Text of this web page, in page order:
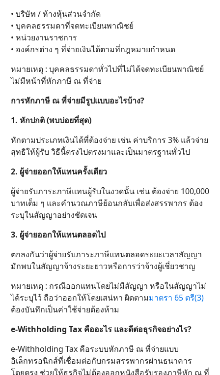
• บริษัท / ห้างหุ้นส่วนจำกัด
• บุคคลธรรมดาที่จดทะเบียนพาณิชย์
• หน่วยงานราชการ
• องค์กรต่าง ๆ ที่จ่ายเงินได้ตามที่กฎหมายกำหนด
หมายเหตุ : บุคคลธรรมดาทั่วไปที่ไม่ได้จดทะเบียนพาณิชย์
ไม่มีหน้าที่หักภาษี ณ ที่จ่าย
การหักภาษี ณ ที่จ่ายมีรูปแบบอะไรบ้าง?
1. หักปกติ (พบบ่อยที่สุด)
หักตามประเภทเงินได้ที่ต้องจ่าย เช่น ค่าบริการ 3% แล้วจ่าย
สุทธิให้ผู้รับ วิธีนี้ตรงไปตรงมาและเป็นมาตรฐานทั่วไป
2. ผู้จ่ายออกให้แทนครั้งเดียว
ผู้จ่ายรับภาระภาษีแทนผู้รับในงวดนั้น เช่น ต้องจ่าย 100,000
บาทเต็ม ๆ และคำนวณภาษีย้อนกลับเพื่อส่งสรรพากร ต้อง
ระบุในสัญญาอย่างชัดเจน
3. ผู้จ่ายออกให้แทนตลอดไป
ตกลงกันว่าผู้จ่ายรับภาระภาษีแทนตลอดระยะเวลาสัญญา
มักพบในสัญญาจ้างระยะยาวหรือการว่าจ้างผู้เชี่ยวชาญ
หมายเหตุ : กรณีออกแทนโดยไม่มีสัญญา หรือในสัญญาไม่
ได้ระบุไว้ ถือว่าออกให้โดยเสน่หา ผิดตามมาตรา 65 ตรี(3)
ต้องบันทึกเป็นค่าใช้จ่ายต้องห้าม
e-Withholding Tax คืออะไร และดีต่อธุรกิจอย่างไร?
e-Withholding Tax คือระบบหักภาษี ณ ที่จ่ายแบบ
อิเล็กทรอนิกส์ที่เชื่อมต่อกับกรมสรรพากรผ่านธนาคาร
โดยตรง ช่วยให้ธุรกิจไม่ต้องออกหนังสือรับรองภาษีหัก ณ ที่